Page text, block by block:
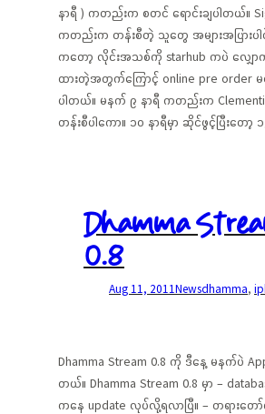
နာရီ ) ကတည်းက စတင် ရောင်းချပါတယ်။
ကတည်းက တန်းစီတဲ့ သူတွေ အများအပြားပါ
ကတော့ လိုင်းအသစ်ကို starhub ကပဲ လျှေ
ထားတဲ့အတွက်ကြောင့် online pre order မ
ပါတယ်။ မနက် ၉ နာရီ ကတည်းက Clementi
တန်းစီပါကော။ ၁၀ နာရီမှာ ဆိုင်ဖွင့်ပြီးတော့
Dhamma
0.8
Aug 11, 2011Newsdhamma,
Dhamma Stream 0.8 ကို ဒီနေ့ မနက်ပဲ
တယ်။ Dhamma Stream 0.8 မှာ –
ကနေ update လုပ်လို့ရလာပြီ။ – တရားတေ